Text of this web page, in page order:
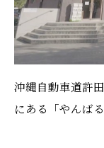
沖縄自動車道許
にある「やんば